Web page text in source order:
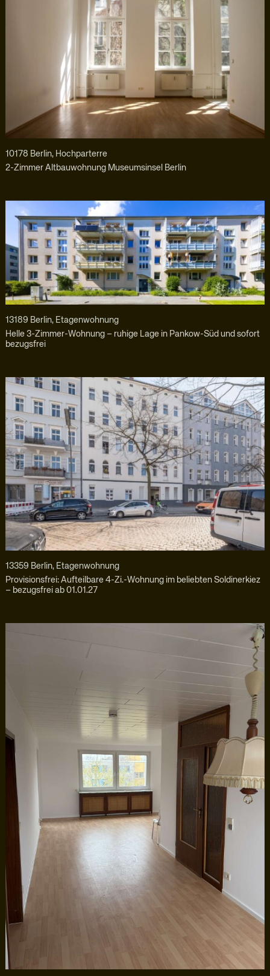
10178 Berlin, Hochparterre
2-Zimmer Altbauwohnung Museumsinsel Berlin
13189 Berlin, Etagenwohnung
Helle 3-Zimmer-Wohnung – ruhige Lage in Pankow-Süd und sofort
bezugsfrei
13359 Berlin, Etagenwohnung
Provisionsfrei: Aufteilbare 4-Zi.-Wohnung im beliebten Soldinerkiez
– bezugsfrei ab 01.01.27